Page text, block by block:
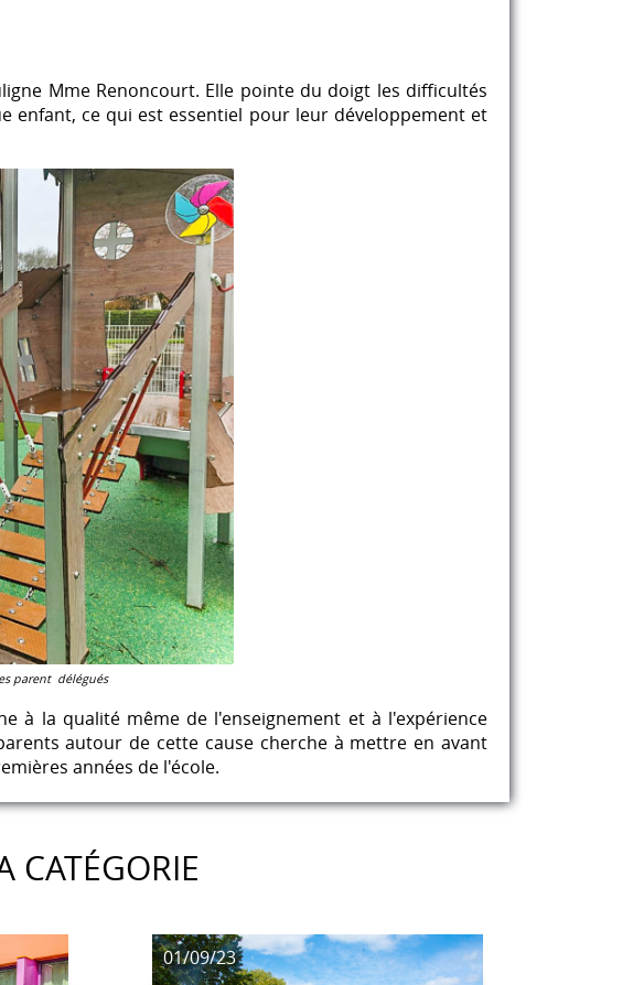
Mme Renoncourt. Elle pointe du doigt les difficultés
enfant, ce qui est essentiel pour leur développement et
parent délégués
à la qualité même de l'enseignement et à l'expérience
autour de cette cause cherche à mettre en avant
années de l'école.
CATÉGORIE
01/09/23